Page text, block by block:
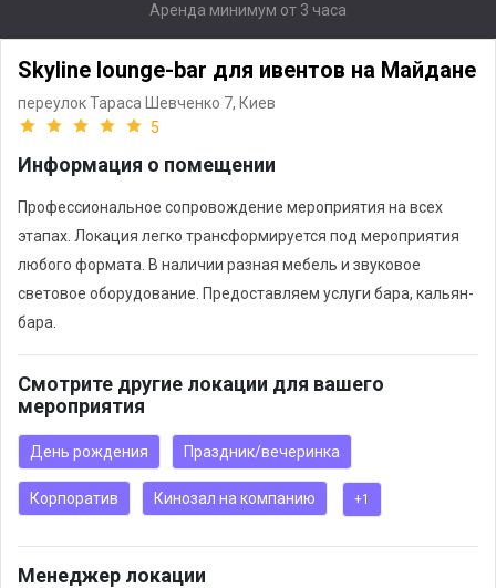
Аренда минимум от 3 часа
Skyline lounge-bar для ивентов на Майдане
переулок Тараса Шевченко 7, Киев
5
Информация о помещении
Профессиональное сопровождение мероприятия на всех
этапах. Локация легко трансформируется под мероприятия
любого формата. В наличии разная мебель и звуковое
световое оборудование. Предоставляем услуги бара, кальян-
бара.
Смотрите другие локации для вашего
мероприятия
День рождения Праздник/вечеринка
Корпоратив Кинозал на компанию +1
Менеджер локации